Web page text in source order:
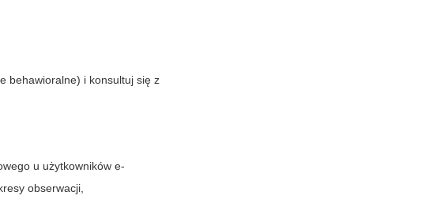
behawioralne) i konsultuj się z
u użytkowników e-
obserwacji,